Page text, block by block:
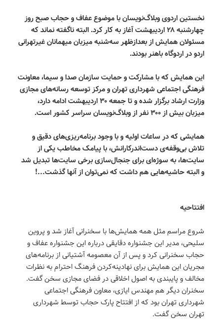
نخستین اردوی وبلاگ‌نویسان با موضوع عفاف و حجاب صبح روز
چهارشنبه ۲۸ اردیبهشت آغاز به کار کرد. البته ناگفته نماند که
مسئولان همایش از بعدازظهر سه‌شنبه میزبان میهمانان غیرتهرانی
اردو در اردوگاه باهنر بودند.
این همایش که با مشارکت و حمایت سازمان صدا و سیما، معاونت
فرهنگی اجتماعی شهرداری تهران و مرکز توسعه رسانه‌های مجازی
وزارت ارشاد برگزار شده و تا جمعه ۳۰ اردیبهشت ادامه دارد،
میزبان بیش از ۳۰۰ نفر از وبلاگ‌نویسان سراسر کشور است.
همایشی که در ساعات اولیه و با وجود برنامه‌ریزی‌های دقیق و
تلاش بی‌وقفه‌ی دست‌اندرکارانش، با پیامک مخاطب یکی از
سایت‌ها، به سوژه‌ای برای جنجال‌سازی برخی سایت‌ها تبدیل شد
و البته حاشیه‌هایی هم داشت که نمی‌توان از آنها گذشت…!
افتتاحیه
شروع مراسم مثل همه همایش‌ها با سخنرانی آغاز شد و پروین
سلیحی، مدیر این جشنواره دقایقی درباره این جشنواره عفاف و
حجاب سخنرانی کرد و پس از آن معصومه آشتیانی از برنامه‌های
مجریان این همایش برای نهادینه‌کردن فرهنگ احترام به نظرات
مخالف و پایبندی به اصول اخلاقی در فضای مجازی سخن گفت.
سخنران دیگر هم مهندس ایازی، معاون فرهنگی اجتماعی
شهرداری تهران بود که از افتتاح پارک حجاب توسط شهرداری
تهران سخن گفت.